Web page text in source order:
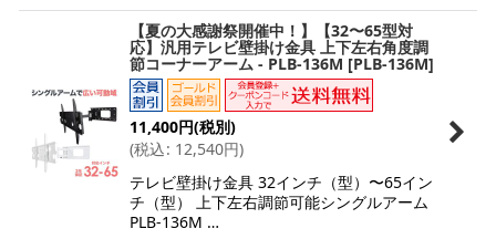
【夏の大感謝祭開催中！】【32〜65型対
応】汎用テレビ壁掛け金具 上下左右角度調
節コーナーアーム - PLB-136M [PLB-136M]
11,400円(税別)
(税込: 12,540円)
テレビ壁掛け金具 32インチ（型）〜65イン
チ（型） 上下左右調節可能シングルアーム
PLB-136M …